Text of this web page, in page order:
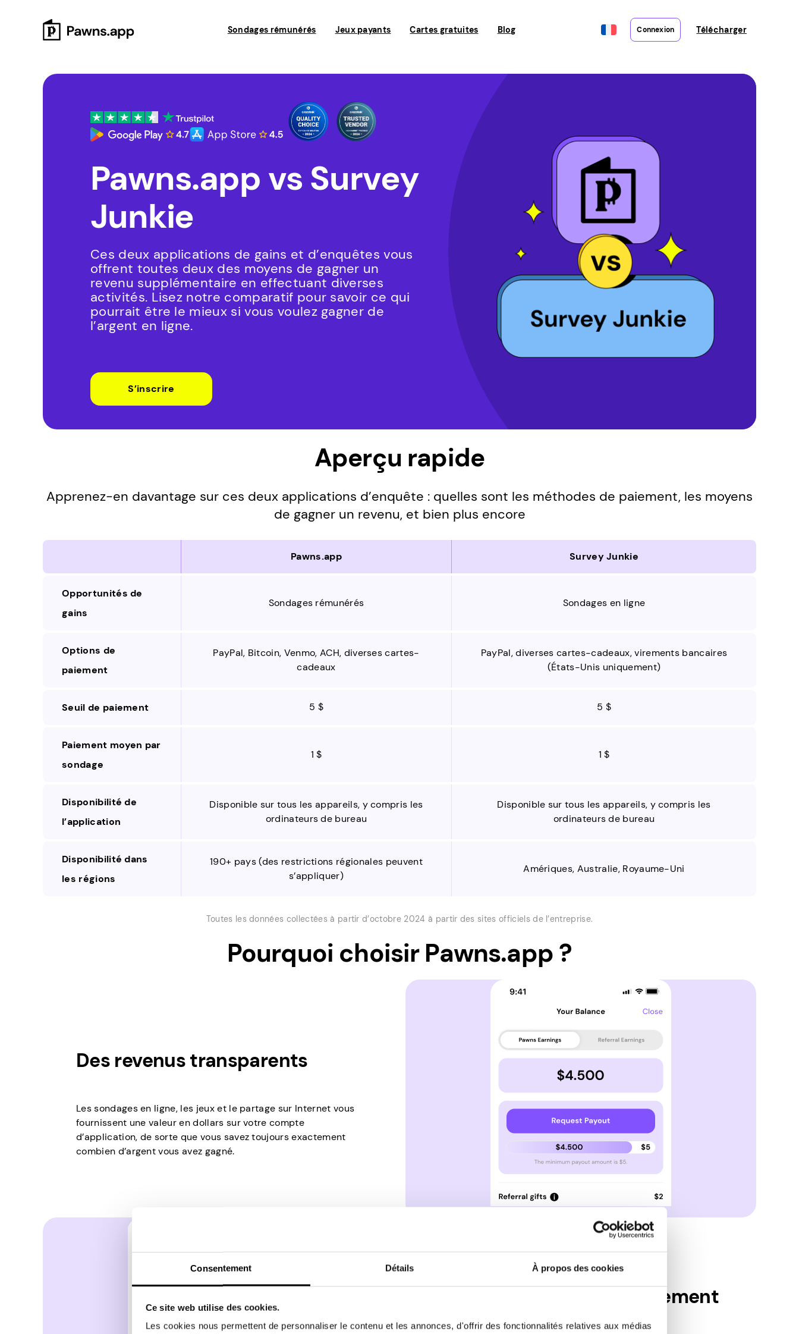
Consentement Détails À propos des cookies
Ce site web utilise des cookies.
Les cookies nous permettent de personnaliser le contenu et les annonces, d'offrir des fonctionnalités relatives aux médias
Sondages rémunérés Jeux payants Cartes gratuites Blog Connexion Télécharger
Pawns.app vs Survey
Junkie
Ces deux applications de gains et d’enquêtes vous
offrent toutes deux des moyens de gagner un
revenu supplémentaire en effectuant diverses
activités. Lisez notre comparatif pour savoir ce qui
pourrait être le mieux si vous voulez gagner de
l’argent en ligne.
S’inscrire
Aperçu rapide
Apprenez-en davantage sur ces deux applications d’enquête : quelles sont les méthodes de paiement, les moyens
de gagner un revenu, et bien plus encore
Pawns.app Survey Junkie
Opportunités de
gains
Sondages rémunérés Sondages en ligne
Options de
paiement
PayPal, Bitcoin, Venmo, ACH, diverses cartes-
cadeaux
PayPal, diverses cartes-cadeaux, virements bancaires
(États-Unis uniquement)
Seuil de paiement 5 $ 5 $
Paiement moyen par
sondage
1 $ 1 $
Disponibilité de
l’application
Disponible sur tous les appareils, y compris les
ordinateurs de bureau
Disponible sur tous les appareils, y compris les
ordinateurs de bureau
Disponibilité dans
les régions
190+ pays (des restrictions régionales peuvent
s’appliquer)
Amériques, Australie, Royaume-Uni
Toutes les données collectées à partir d’octobre 2024 à partir des sites officiels de l’entreprise.
Pourquoi choisir Pawns.app ?
Des revenus transparents
Les sondages en ligne, les jeux et le partage sur Internet vous
fournissent une valeur en dollars sur votre compte
d’application, de sorte que vous savez toujours exactement
combien d’argent vous avez gagné.
Plus de méthodes de paiement